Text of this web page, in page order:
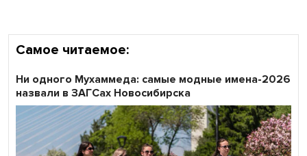
Самое читаемое:
Ни одного Мухаммеда: самые модные имена-2026
назвали в ЗАГСах Новосибирска